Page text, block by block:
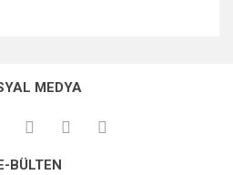
ederiz.
bilgiler bulunuyor.
MEDYA
BÜLTEN